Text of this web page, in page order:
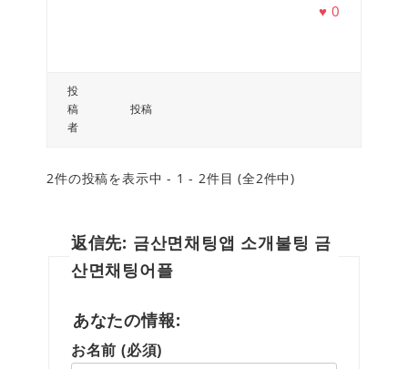
♥0
投
稿
者
投稿
2件の投稿を表示中 - 1 - 2件目 (全2件中)
返信先: 금산면채팅앱 소개불팅 금
산면채팅어플
あなたの情報:
お名前 (必須)